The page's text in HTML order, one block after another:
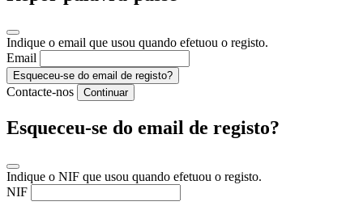
Indique o email que usou quando efetuou o registo.
Email
Esqueceu-se do email de registo?
Contacte-nos Continuar
Esqueceu-se do email de registo?
Indique o NIF que usou quando efetuou o registo.
NIF